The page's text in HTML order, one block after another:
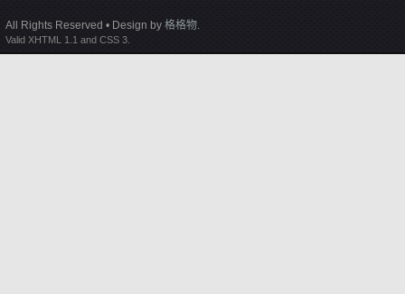
All Rights Reserved • Design by 格格物.
Valid XHTML 1.1 and CSS 3.